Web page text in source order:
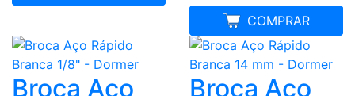
COMPRAR
MELHOR PREÇO
Broca Aço
Broca Aço